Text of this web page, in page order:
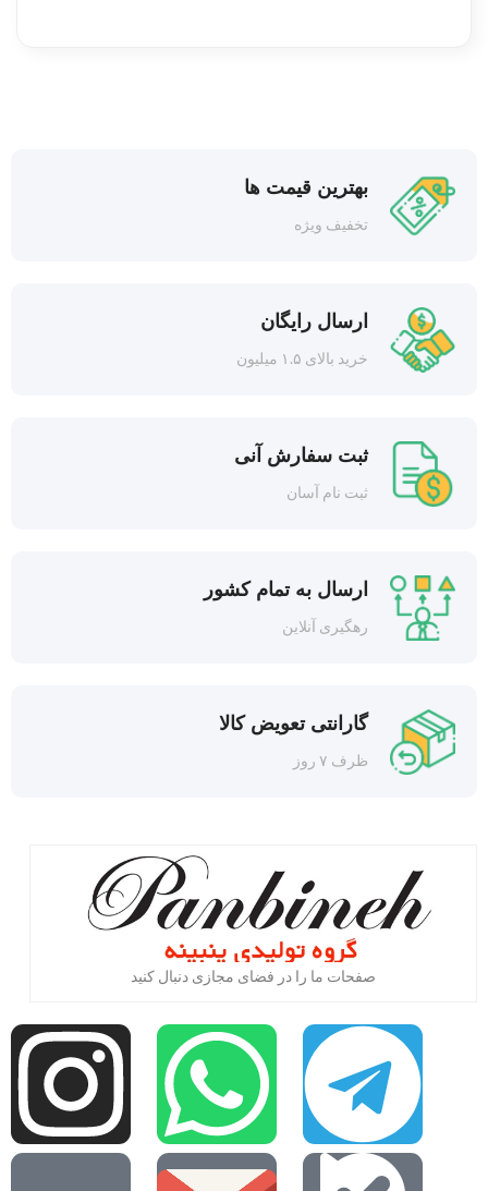
بهترین قیمت ها
تخفیف ویژه
ارسال رایگان
خرید بالای ۱.۵ میلیون
ثبت سفارش آنی
ثبت نام آسان
ارسال به تمام کشور
رهگیری آنلاین
گارانتی تعویض کالا
ظرف ۷ روز
صفحات ما را در فضای مجازی دنبال کنید